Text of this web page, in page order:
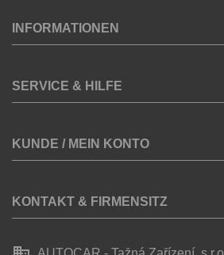
INFORMATIONEN
SERVICE & HILFE
KUNDE / MEIN KONTO
KONTAKT & FIRMENSITZ